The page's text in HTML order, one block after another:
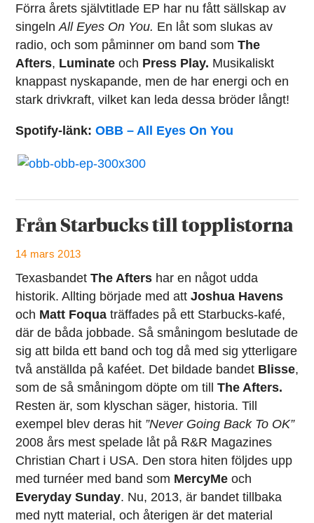
Förra årets självtitlade EP har nu fått sällskap av
singeln All Eyes On You. En låt som slukas av
radio, och som påminner om band som The
Afters, Luminate och Press Play. Musikaliskt
knappast nyskapande, men de har energi och en
stark drivkraft, vilket kan leda dessa bröder långt!
Spotify-länk: OBB – All Eyes On You
Från Starbucks till topplistorna
14 mars 2013
Texasbandet The Afters har en något udda
historik. Allting började med att Joshua Havens
och Matt Foquaträffades på ett Starbucks-kafé,
där de båda jobbade. Så småningom beslutade de
sig att bilda ett band och tog då med sig ytterligare
två anställda på kaféet. Det bildade bandet Blisse,
som de så småningom döpte om till The Afters.
Resten är, som klyschan säger, historia. Till
exempel blev deras hit ”Never Going Back To OK”
2008 års mest spelade låt på R&R Magazines
Christian Chart i USA. Den stora hiten följdes upp
med turnéer med band som MercyMe och
Everyday Sunday. Nu, 2013, är bandet tillbaka
med nytt material, och återigen är det material